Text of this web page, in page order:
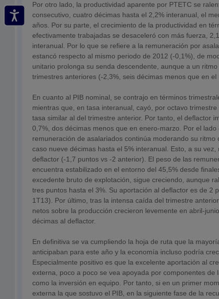
Por otro lado, la productividad aparente por PTETC se
consecutivo, cuatro décimas hasta el 2,2% interanual, el
años. Por su parte, el crecimiento de la productividad en
efectivamente trabajadas se desaceleró con más fuerza,
interanual. Por lo que se refiere a la remuneración por
estancó respecto al mismo periodo de 2012 (-0,1%), de
unitario prolonga su senda descendente, aunque a un
trimestres anteriores (-2,3%, seis décimas menos que en el
En cuanto al PIB nominal, se contrajo en términos
mientras que, en tasa interanual, cayó, por octavo
tasa similar al del trimestre anterior. Por tanto, el deflactor
0,7%, dos décimas menos que en enero-marzo. Por el lado
remuneración de asalariados continúa moderando su ritmo
caso nueve décimas hasta el 5% interanual. Esto, a su
deflactor (-1,7 puntos vs -2 anterior). El peso de las
encuentra estabilizado en el entorno del 45,5% desde
excedente bruto de explotación, sigue creciendo, aunque
tres puntos hasta el 3%. Su aportación al deflactor es de 2
1T13). Por último, tras la intensa caída del trimestre
netos sobre la producción crecieron levemente en abril-
décimas al deflactor.
En definitiva se va cumpliendo la hoja de ruta que la
anticipaban para este año y la economía incluso podría
Especialmente positivo es que la excelente aportación al
externa, poco a poco se vea apoyada por componentes de
como la inversión en equipo. Por tanto, si en un primer
externa la que sostuvo el PIB, en la siguiente fase de la